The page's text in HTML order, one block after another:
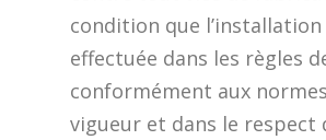
condition que
effectuée dans les règles
conformément aux
vigueur et dans le respect